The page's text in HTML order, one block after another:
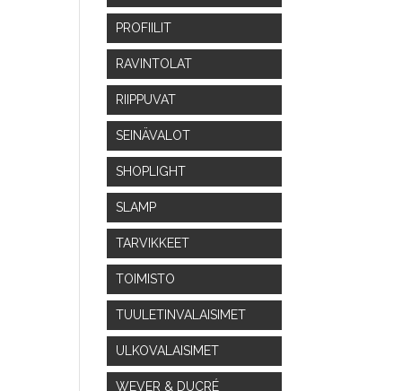
PROFIILIT
RAVINTOLAT
RIIPPUVAT
SEINÄVALOT
SHOPLIGHT
SLAMP
TARVIKKEET
TOIMISTO
TUULETINVALAISIMET
ULKOVALAISIMET
WEVER & DUCRÉ